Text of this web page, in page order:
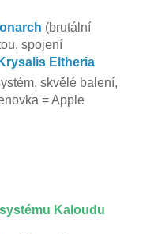
(brutální
spojení
Krysalis Eltheria
skvělé balení,
= Apple
Kaloudu